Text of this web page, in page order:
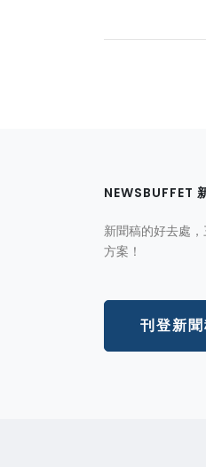
NEWSBUFFET
新聞稿的好去處
方案！
刊登新